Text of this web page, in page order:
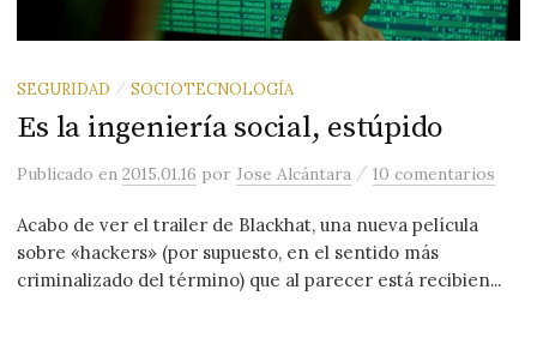
SEGURIDAD / SOCIOTECNOLOGÍA
Es la ingeniería social, estúpido
Publicadoen2015.01.16 porJose Alcántara /10 comentarios
Acabo de ver el trailer de Blackhat, una nueva película
sobre «hackers» (por supuesto, en el sentido más
criminalizado del término) que al parecer está recibien...